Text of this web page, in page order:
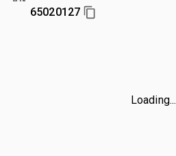
65020127
Loading...